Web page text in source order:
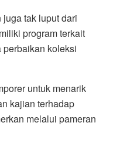
tak luput dari
program terkait
koleksi
untuk menarik
kajian terhadap
melalui pameran